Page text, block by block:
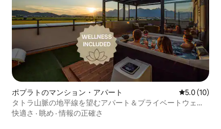
ポプラトのマンション・アパート レビュー10
5.0 (10)
タトラ山脈の地平線を望むアパート＆プライベートウェル
ネス体験
快適さ · 眺め ·情報の正確さ